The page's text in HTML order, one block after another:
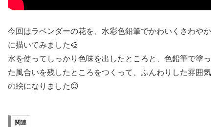
今回はラベンダーの花を、水彩色鉛筆でかわいくさわやか
に描いてみました🎨
水を使ってしっかり色味を出したところと、色鉛筆で塗っ
た風合いを残したところをつくって、ふんわりした雰囲気
の絵になりました😊
関連